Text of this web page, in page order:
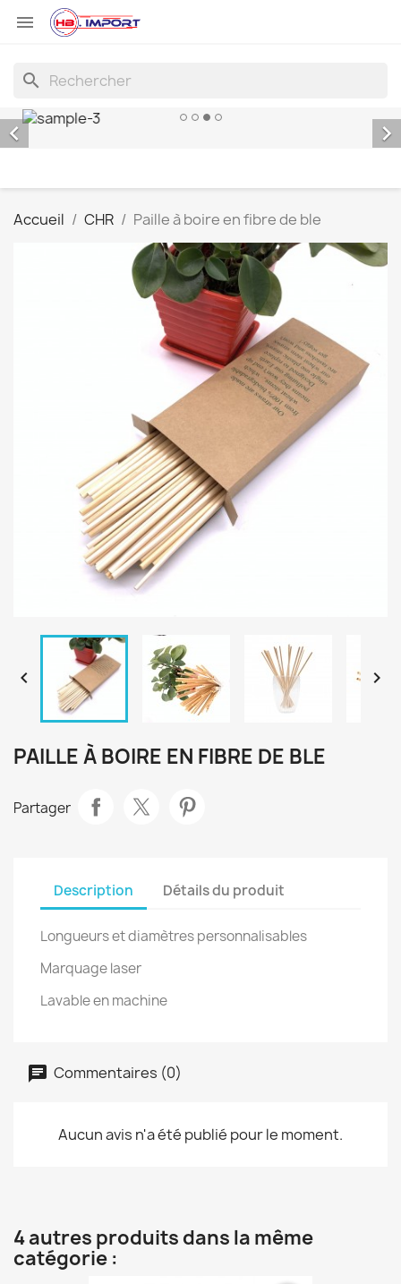

search
 
Accueil CHR Paille à boire en fibre de ble
 
PAILLE À BOIRE EN FIBRE DE BLE
Partager
Description Détails du produit
Longueurs et diamètres personnalisables
Marquage laser
Lavable en machine
Commentaires (0)
Aucun avis n'a été publié pour le moment.
4 autres produits dans la même
catégorie :